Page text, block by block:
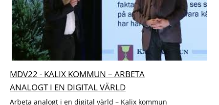
MDV22 - KALIX KOMMUN – ARBETA
ANALOGT I EN DIGITAL VÄRLD
Arbeta analogt i en digital värld – Kalix kommun